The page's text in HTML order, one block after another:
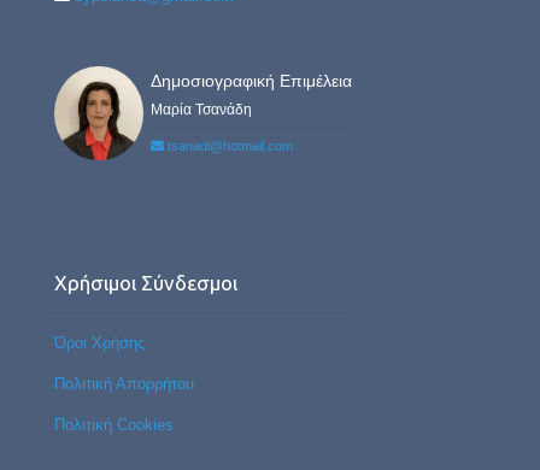
Δημοσιογραφική Επιμέλεια
Μαρία Τσανάδη
tsanadi@hotmail.com
Χρήσιμοι Σύνδεσμοι
Όροι Χρήσης
Πολιτική Απορρήτου
Πολιτική Cookies